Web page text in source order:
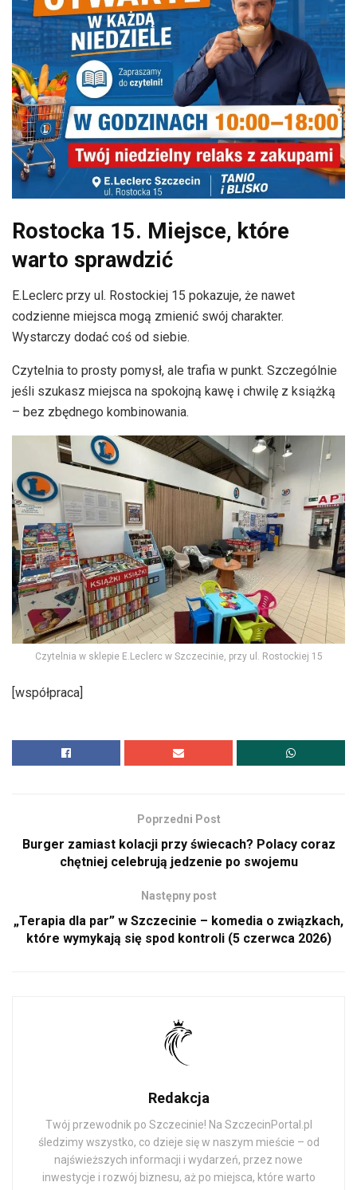
Rostocka 15. Miejsce, które
warto sprawdzić
E.Leclerc przy ul. Rostockiej 15 pokazuje, że nawet
codzienne miejsca mogą zmienić swój charakter.
Wystarczy dodać coś od siebie.
Czytelnia to prosty pomysł, ale trafia w punkt. Szczególnie
jeśli szukasz miejsca na spokojną kawę i chwilę z książką
– bez zbędnego kombinowania.
Czytelnia w sklepie E.Leclerc w Szczecinie, przy ul. Rostockiej 15
[współpraca]
Poprzedni Post
Burger zamiast kolacji przy świecach? Polacy coraz
chętniej celebrują jedzenie po swojemu
Następny post
„Terapia dla par” w Szczecinie – komedia o związkach,
które wymykają się spod kontroli (5 czerwca 2026)
Redakcja
Twój przewodnik po Szczecinie! Na SzczecinPortal.pl
śledzimy wszystko, co dzieje się w naszym mieście – od
najświeższych informacji i wydarzeń, przez nowe
inwestycje i rozwój biznesu, aż po miejsca, które warto